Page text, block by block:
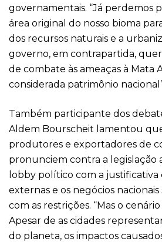
governamentais. “Já perdemos
área original do nosso bioma
dos recursos naturais e a
governo, em contrapartida,
de combate às ameaças à Mata
considerada patrimônio
Também participante dos
Aldem Bourscheit lamentou
produtores e exportadores de
pronunciem contra a legislação
lobby político com a justificativa
externas e os negócios
com as restrições. “Mas o
Apesar de as cidades
do planeta, os impactos